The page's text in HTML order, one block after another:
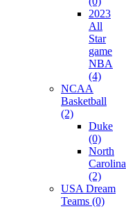
2023
All
Star
game
NBA
(4)
NCAA
Basketball
(2)
Duke
(0)
North
Carolina
(2)
USA Dream
Teams (0)